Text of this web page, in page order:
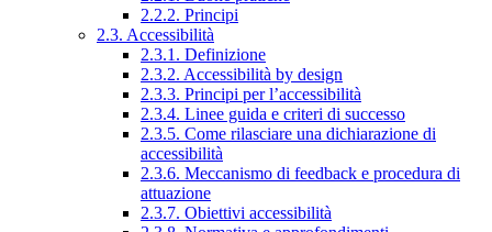
2.2.2. Principi
2.3. Accessibilità
2.3.1. Definizione
2.3.2. Accessibilità by design
2.3.3. Principi per l’accessibilità
2.3.4. Linee guida e criteri di successo
2.3.5. Come rilasciare una dichiarazione di
accessibilità
2.3.6. Meccanismo di feedback e procedura di
attuazione
2.3.7. Obiettivi accessibilità